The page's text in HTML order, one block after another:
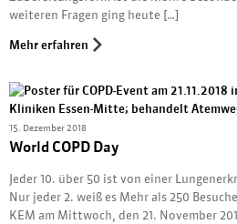
weiteren Fragen ging heute […]
Mehr erfahren
15. Dezember 2018
World COPD Day
Jeder 10. über 50 ist von einer
Nur jeder 2. weiß es Mehr als 250
KEM am Mittwoch, den 21. November